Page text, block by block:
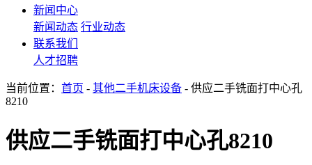
新闻中心
新闻动态 行业动态
联系我们
人才招聘
当前位置： 首页 - 其他二手机床设备 - 供应二手铣面打中心孔
8210
供应二手铣面打中心孔8210